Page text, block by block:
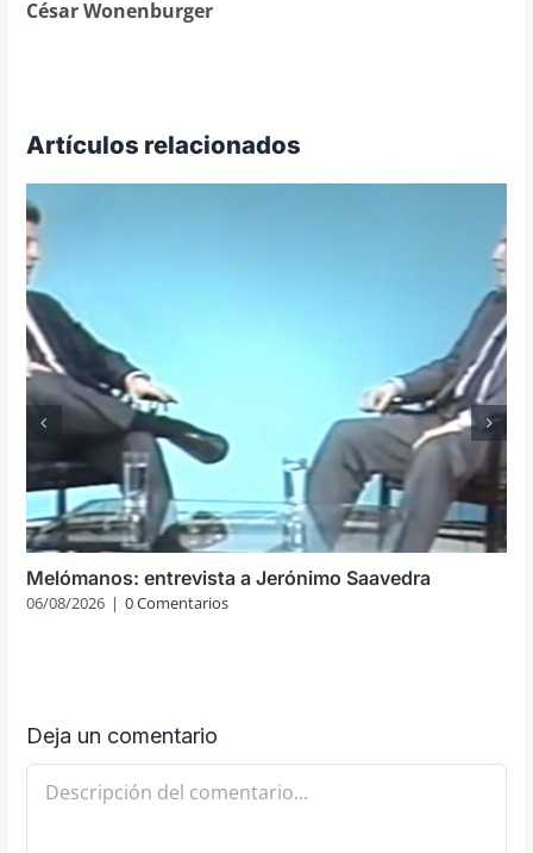
César Wonenburger
Artículos relacionados
Melómanos: entrevista a Jerónimo Saavedra
06/08/2026 | 0 Comentarios
Deja un comentario
Comentario